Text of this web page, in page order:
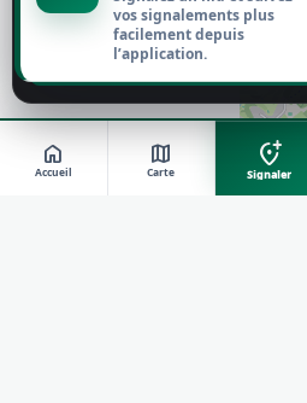
home
Accueil
map
Carte
add_location_alt
Signaler
vos signalements plus
facilement depuis
l’application.